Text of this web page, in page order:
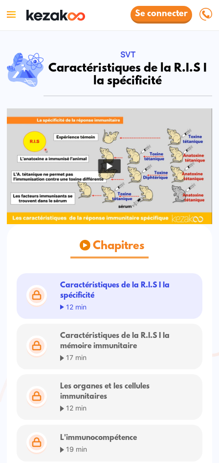
Se connecter
SVT
Caractéristiques de la R.I.S I
la spécificité
Chapitres
Caractéristiques de la R.I.S I la
spécificité
12 min
Caractéristiques de la R.I.S I la
mémoire immunitaire
17 min
Les organes et les cellules
immunitaires
12 min
L'immunocompétence
19 min